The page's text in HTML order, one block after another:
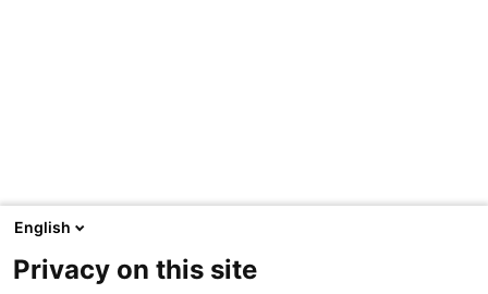
English
Privacy on this site